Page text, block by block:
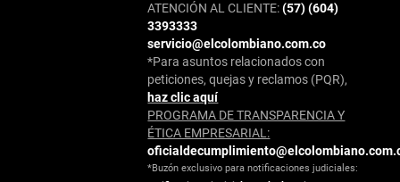
ATENCIÓN AL CLIENTE:(57) (604)
3393333
servicio@elcolombiano.com.co
*Para asuntos relacionados con
peticiones, quejas y reclamos (PQR),
haz clic aquí
PROGRAMA DE TRANSPARENCIA Y
ÉTICA EMPRESARIAL:
*Buzón exclusivo para notificaciones judiciales: